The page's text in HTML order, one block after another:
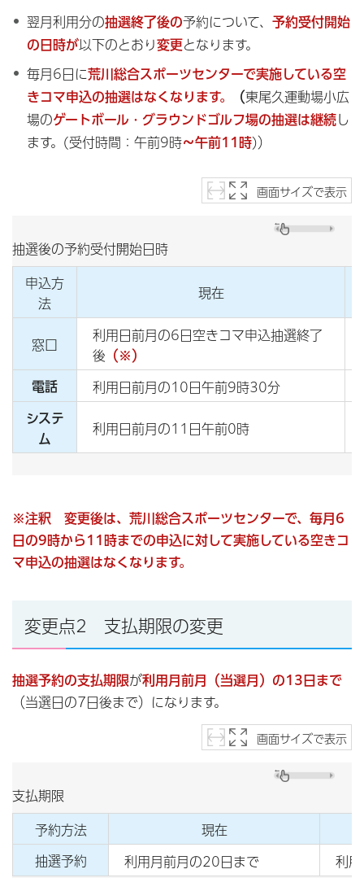
翌月利用分の抽選終了後の予約について、 予約受付開始
の日時が以下のとおり変更となります。
毎月6日に荒川総合スポーツセンターで実施している空
きコマ申込の抽選はなくなります。
（東尾久運動場小広
場のゲートボール・グラウンドゴルフ場の抽選は継続し
ます。(受付時間：午前9時～午前11時)）
画面サイズで表示
抽選後の予約受付開始日時
申込方
法
現在
窓口
利用日前月の6日空きコマ申込抽選終了
後 （※）
電話 利用日前月の10日午前9時30分
システ
ム
利用日前月の11日午前0時
※注釈 変更後は、荒川総合スポーツセンターで、毎月6
日の9時から11時までの申込に対して実施している空きコ
マ申込の抽選はなくなります。
変更点2 支払期限の変更
抽選予約の支払期限が利用月前月（当選月）の13日まで
（当選日の7日後まで）になります。
画面サイズで表示
支払期限
予約方法 現在
抽選予約 利用月前月の20日まで 利用